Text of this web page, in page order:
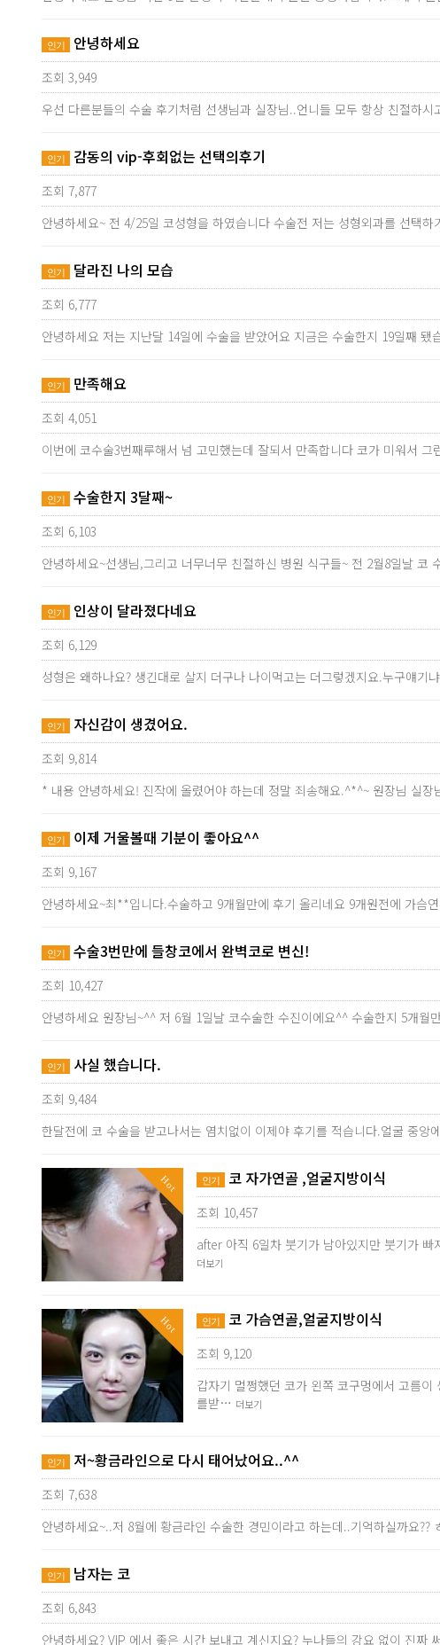
인기 안녕하세요
조회 3,949
우선 다른분들의 수술 후기처럼 선생님과 실장님..언니들 모두 항상 친절하
인기 감동의 vip-후회없는 선택의후기
조회 7,877
안녕하세요~ 전 4/25일 코성형을 하였습니다 수술전 저는 성형외과를 선택
인기 달라진 나의 모습
조회 6,777
안녕하세요 저는 지난달 14일에 수술을 받았어요 지금은 수술한지 19일째
인기 만족해요
조회 4,051
이번에 코수술3번째루해서 넘 고민했는데 잘되서 만족합니다 코가 미워서
인기 수술한지 3달째~
조회 6,103
안녕하세요~선생님,그리고 너무너무 친절하신 병원 식구들~ 전 2월8일날
인기 인상이 달라졌다네요
조회 6,129
성형은 왜하나요? 생긴대로 살지 더구나 나이먹고는 더그렇겠지요.누구얘
인기 자신감이 생겼어요.
조회 9,814
* 내용 안녕하세요! 진작에 올렸어야 하는데 정말 죄송해요.^*^~ 원장님 실
인기 이제 거울볼때 기분이 좋아요^^
조회 9,167
안녕하세요~최**입니다.수술하고 9개월만에 후기 올리네요 9개원전에 가
인기 수술3번만에 들창코에서 완벽코로 변신!
조회 10,427
안녕하세요 원장님~^^ 저 6월 1일날 코수술한 수진이에요^^ 수술한지 5개
인기 사실 했습니다.
조회 9,484
한달전에 코 수술을 받고나서는 염치없이 이제야 후기를 적습니다.얼굴 중
Hot 인기 코 자가연골 ,얼굴지방이식
조회 10,457
after 아직 6일차 붓기가 남아있지만 붓기가
더보기
Hot 인기 코 가슴연골,얼굴지방이식
조회 9,120
갑자기 멀쩡했던 코가 왼쪽 코구멍에서 고름
를받… 더보기
인기 저~황금라인으로 다시 태어났어요..^^
조회 7,638
안녕하세요~..저 8월에 황금라인 수술한 경민이라고 하는데..기억하실까요
인기 남자는 코
조회 6,843
안녕하세요? VIP 에서 좋은 시간 보내고 계신지요? 누나들의 강요 없이 진